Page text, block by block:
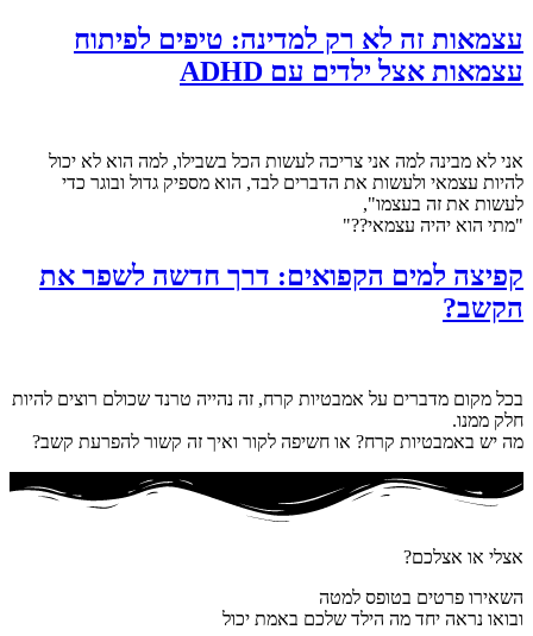
עצמאות זה לא רק למדינה: טיפים לפיתוח
עצמאות אצל ילדים עם ADHD
אני לא מבינה למה אני צריכה לעשות הכל בשבילו, למה הוא לא יכול
להיות עצמאי ולעשות את הדברים לבד, הוא מספיק גדול ובוגר כדי
לעשות את זה בעצמו",
"מתי הוא יהיה עצמאי??"
קפיצה למים הקפואים: דרך חדשה לשפר את
הקשב?
בכל מקום מדברים על אמבטיות קרח, זה נהייה טרנד שכולם רוצים להיות
חלק ממנו.
מה יש באמבטיות קרח? או חשיפה לקור ואיך זה קשור להפרעת קשב?
אצלי או אצלכם?
השאירו פרטים בטופס למטה
ובואו נראה יחד מה הילד שלכם באמת יכול